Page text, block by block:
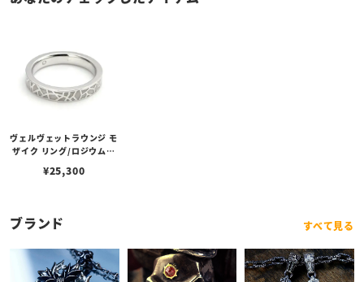
ヴェルヴェットラウンジ モ
ザイク リング/ロジウムコ
¥25,300
ブランド すべて見る